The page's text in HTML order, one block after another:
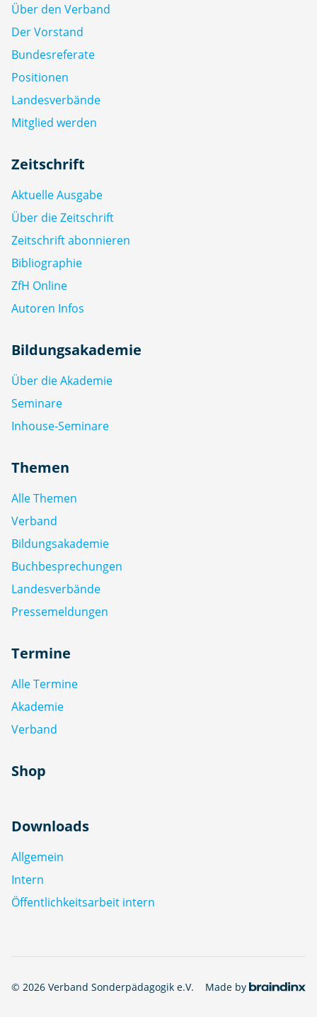
Über den Verband
Der Vorstand
Bundesreferate
Positionen
Landesverbände
Mitglied werden
Zeitschrift
Aktuelle Ausgabe
Über die Zeitschrift
Zeitschrift abonnieren
Bibliographie
ZfH Online
Autoren Infos
Bildungsakademie
Über die Akademie
Seminare
Inhouse-Seminare
Themen
Alle Themen
Verband
Bildungsakademie
Buchbesprechungen
Landesverbände
Pressemeldungen
Termine
Alle Termine
Akademie
Verband
Shop
Downloads
Allgemein
Intern
Öffentlichkeitsarbeit intern
© 2026 Verband Sonderpädagogik e.V. Made by